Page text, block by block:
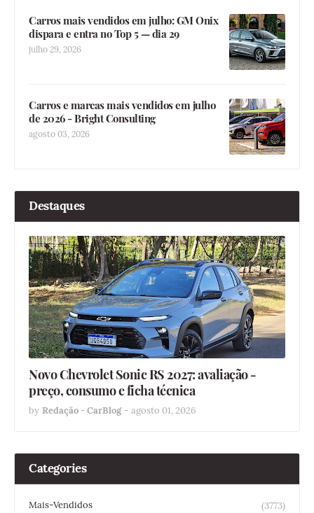
Carros mais vendidos em julho: GM Onix
dispara e entra no Top 5 — dia 29
julho 29, 2026
Carros e marcas mais vendidos em julho
de 2026 - Bright Consulting
agosto 03, 2026
Destaques
Novo Chevrolet Sonic RS 2027: avaliação -
preço, consumo e ficha técnica
by Redação - CarBlog - agosto 01, 2026
Categories
Mais-Vendidos
(3773)